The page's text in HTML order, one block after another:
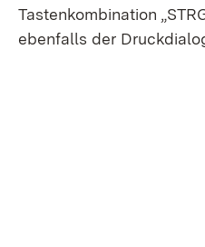
Tastenkombination
ebenfalls der